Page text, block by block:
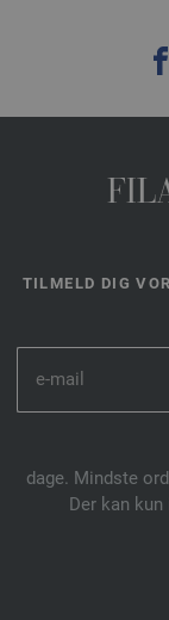
TILMELD DIG
dage. Mindste
Der kan